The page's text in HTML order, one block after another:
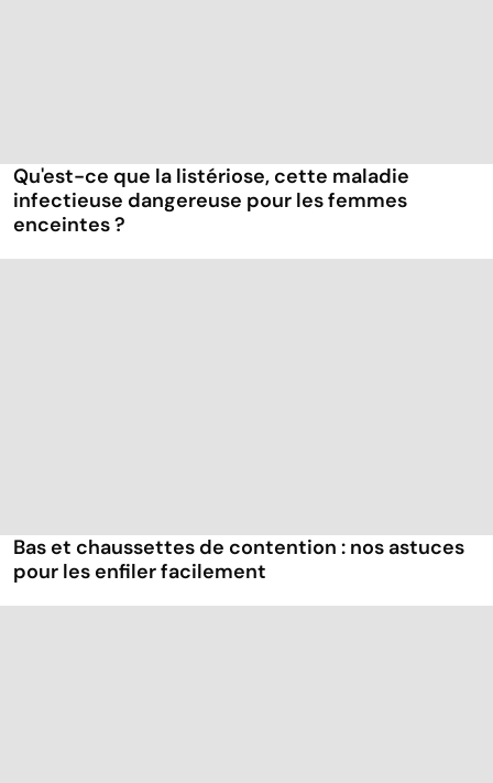
Qu'est-ce que la listériose, cette maladie
infectieuse dangereuse pour les femmes
enceintes ?
Bas et chaussettes de contention : nos astuces
pour les enfiler facilement